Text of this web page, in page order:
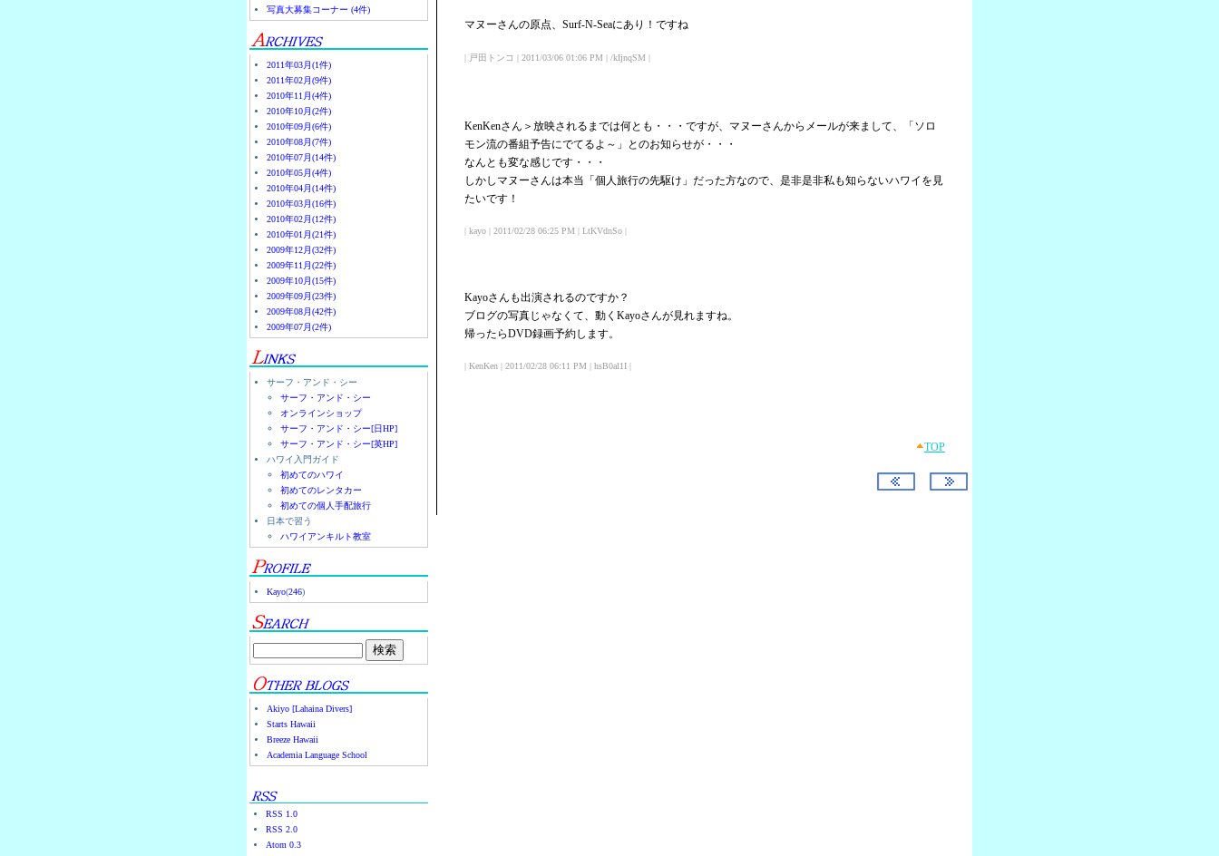
写真大募集コーナー (4件)
2011年03月(1件)
2011年02月(9件)
2010年11月(4件)
2010年10月(2件)
2010年09月(6件)
2010年08月(7件)
2010年07月(14件)
2010年05月(4件)
2010年04月(14件)
2010年03月(16件)
2010年02月(12件)
2010年01月(21件)
2009年12月(32件)
2009年11月(22件)
2009年10月(15件)
2009年09月(23件)
2009年08月(42件)
2009年07月(2件)
サーフ・アンド・シー
サーフ・アンド・シー
オンラインショップ
サーフ・アンド・シー[日HP]
サーフ・アンド・シー[英HP]
ハワイ入門ガイド
初めてのハワイ
初めてのレンタカー
初めての個人手配旅行
日本で習う
ハワイアンキルト教室
Kayo(246)
Akiyo [Lahaina Divers]
Starts Hawaii
Breeze Hawaii
Academia Language School
RSS 1.0
RSS 2.0
Atom 0.3
マヌーさんの原点、Surf-N-Seaにあり！ですね
| 戸田トンコ | 2011/03/06 01:06 PM | /kIjnqSM |
KenKenさん＞放映されるまでは何とも・・・ですが、マヌーさんからメールが来まして、「ソロ
モン流の番組予告にでてるよ～」とのお知らせが・・・
なんとも変な感じです・・・
しかしマヌーさんは本当「個人旅行の先駆け」だった方なので、是非是非私も知らないハワイを見
たいです！
| kayo | 2011/02/28 06:25 PM | LtKVdnSo |
Kayoさんも出演されるのですか？
ブログの写真じゃなくて、動くKayoさんが見れますね。
帰ったらDVD録画予約します。
| KenKen | 2011/02/28 06:11 PM | hsB0al1I |
TOP